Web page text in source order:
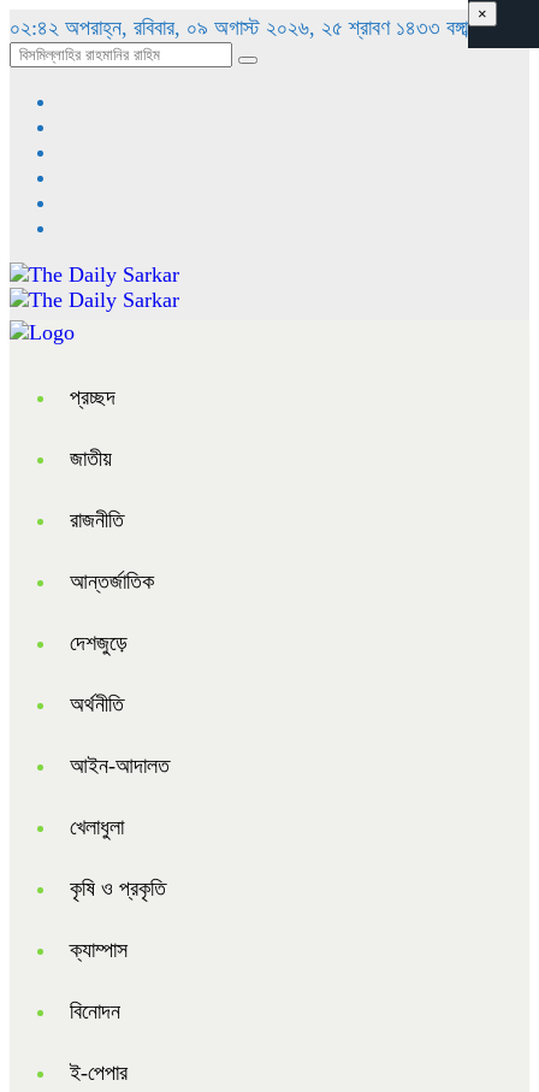
০২:৪২ অপরাহ্ন, রবিবার, ০৯ অগাস্ট ২০২৬, ২৫ শ্রাবণ ১৪৩৩ বঙ্গাব্দ
প্রচ্ছদ
জাতীয়
রাজনীতি
আন্তর্জাতিক
দেশজুড়ে
অর্থনীতি
আইন-আদালত
খেলাধুলা
কৃষি ও প্রকৃতি
ক্যাম্পাস
বিনোদন
ই-পেপার
×